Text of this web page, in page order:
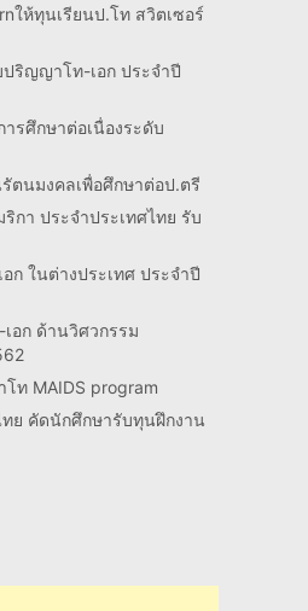
ให้ทุนเรียนป.โท สวิตเซอร์
ริญญาโท-เอก ประจำปี
ารศึกษาต่อเนื่องระดับ
ตนมงคลเพื่อศึกษาต่อป.ตรี
กา ประจำประเทศไทย รับ
ก ในต่างประเทศ ประจำปี
อก ด้านวิศวกรรม
ท MAIDS program
ทย คัดนักศึกษารับทุนฝึกงาน